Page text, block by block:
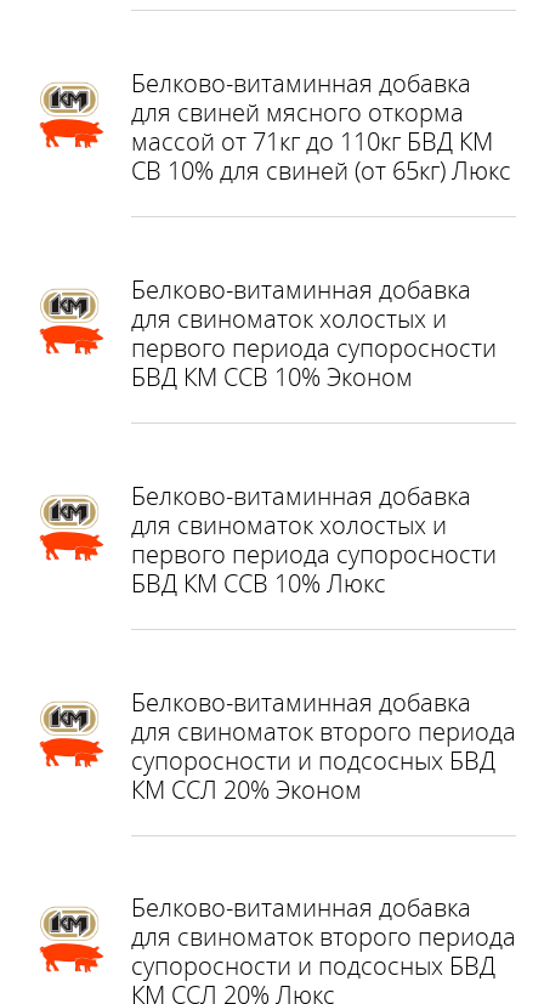
Белково-витаминная добавка
для свиней мясного откорма
массой от 71кг до 110кг БВД КМ
СВ 10% для свиней (от 65кг) Люкс
Белково-витаминная добавка
для свиноматок холостых и
первого периода супоросности
БВД КМ ССВ 10% Эконом
Белково-витаминная добавка
для свиноматок холостых и
первого периода супоросности
БВД КМ ССВ 10% Люкс
Белково-витаминная добавка
для свиноматок второго периода
супоросности и подсосных БВД
КМ ССЛ 20% Эконом
Белково-витаминная добавка
для свиноматок второго периода
супоросности и подсосных БВД
КМ ССЛ 20% Люкс